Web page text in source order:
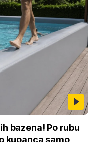
bazena! Po rubu
kupanca samo